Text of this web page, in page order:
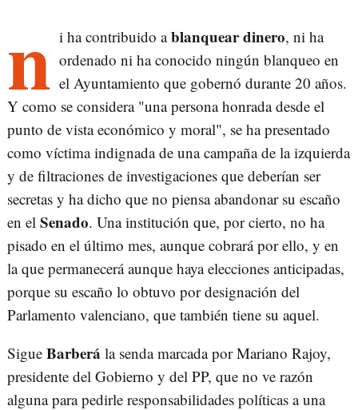
n i ha contribuido ablanquear dinero, ni ha
ordenado ni ha conocido ningún blanqueo en
el Ayuntamiento que gobernó durante 20 años.
Y como se considera "una persona honrada desde el
punto de vista económico y moral", se ha presentado
como víctima indignada de una campaña de la izquierda
y de filtraciones de investigaciones que deberían ser
secretas y ha dicho que no piensa abandonar su escaño
en el Senado. Una institución que, por cierto, no ha
pisado en el último mes, aunque cobrará por ello, y en
la que permanecerá aunque haya elecciones anticipadas,
porque su escaño lo obtuvo por designación del
Parlamento valenciano, que también tiene su aquel.
Sigue Barberá la senda marcada por Mariano Rajoy,
presidente del Gobierno y del PP, que no ve razón
alguna para pedirle responsabilidades políticas a una